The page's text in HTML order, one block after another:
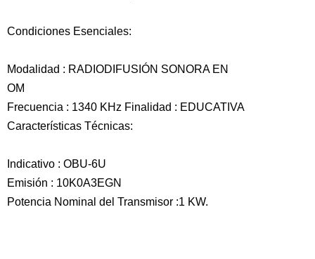
Condiciones Esenciales:
Modalidad : RADIODIFUSIÓN SONORA EN
OM
Frecuencia : 1340 KHz Finalidad : EDUCATIVA
Características Técnicas:
Indicativo : OBU-6U
Emisión : 10K0A3EGN
Potencia Nominal del Transmisor :1 KW.